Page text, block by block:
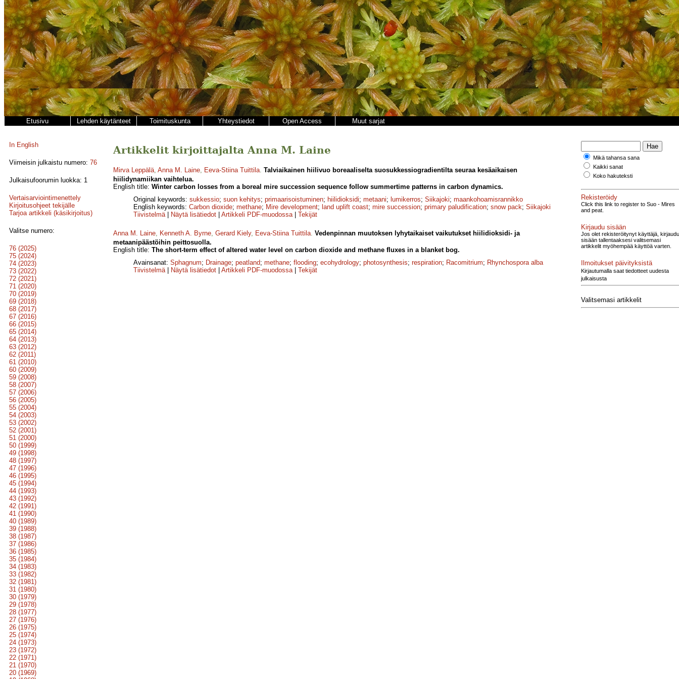
Etusivu Lehden käytänteet Toimituskunta Yhteystiedot Open Access Muut sarjat
In English
Viimeisin julkaistu numero: 76
Julkaisufoorumin luokka: 1
Vertaisarviointimenettely
Kirjoitusohjeet tekijälle
Tarjoa artikkeli (käsikirjoitus)
Valitse numero:
76 (2025)
75 (2024)
74 (2023)
73 (2022)
72 (2021)
71 (2020)
70 (2019)
69 (2018)
68 (2017)
67 (2016)
66 (2015)
65 (2014)
64 (2013)
63 (2012)
62 (2011)
61 (2010)
60 (2009)
59 (2008)
58 (2007)
57 (2006)
56 (2005)
55 (2004)
54 (2003)
53 (2002)
52 (2001)
51 (2000)
50 (1999)
49 (1998)
48 (1997)
47 (1996)
46 (1995)
45 (1994)
44 (1993)
43 (1992)
42 (1991)
41 (1990)
40 (1989)
39 (1988)
38 (1987)
37 (1986)
36 (1985)
35 (1984)
34 (1983)
33 (1982)
32 (1981)
31 (1980)
30 (1979)
29 (1978)
28 (1977)
27 (1976)
26 (1975)
25 (1974)
24 (1973)
23 (1972)
22 (1971)
21 (1970)
20 (1969)
Artikkelit kirjoittajalta Anna M. Laine
Mirva Leppälä, Anna M. Laine, Eeva-Stiina Tuittila. Talviaikainen hiilivuo boreaaliselta suosukkessiogradientilta seuraa kesäaikaisen
hiilidynamiikan vaihtelua.
English title: Winter carbon losses from a boreal mire succession sequence follow summertime patterns in carbon dynamics.
Original keywords: sukkessio; suon kehitys; primaarisoistuminen; hiilidioksidi; metaani; lumikerros; Siikajoki; maankohoamisrannikko
English keywords: Carbon dioxide; methane; Mire development; land uplift coast; mire succession; primary paludification; snow pack; Siikajoki
Tiivistelmä| Näytä lisätiedot Artikkeli PDF-muodossa| Tekijät
Anna M. Laine, Kenneth A. Byrne, Gerard Kiely, Eeva-Stiina Tuittila. Vedenpinnan muutoksen lyhytaikaiset vaikutukset hiilidioksidi- ja
metaanipäästöihin peittosuolla.
English title: The short-term effect of altered water level on carbon dioxide and methane fluxes in a blanket bog.
Avainsanat: Sphagnum; Drainage; peatland; methane; flooding; ecohydrology; photosynthesis; respiration; Racomitrium; Rhynchospora alba
Tiivistelmä| Näytä lisätiedot Artikkeli PDF-muodossa| Tekijät
Mikä tahansa sana
Kaikki sanat
Koko hakuteksti
Rekisteröidy
Click this link to register to Suo - Mires
and peat.
Kirjaudu sisään
Jos olet rekisteröitynyt käyttäjä, kirjaudu
sisään tallentaaksesi valitsemasi
artikkelit myöhempää käyttöä varten.
Ilmoitukset päivityksistä
Kirjautumalla saat tiedotteet uudesta
julkaisusta
Valitsemasi artikkelit